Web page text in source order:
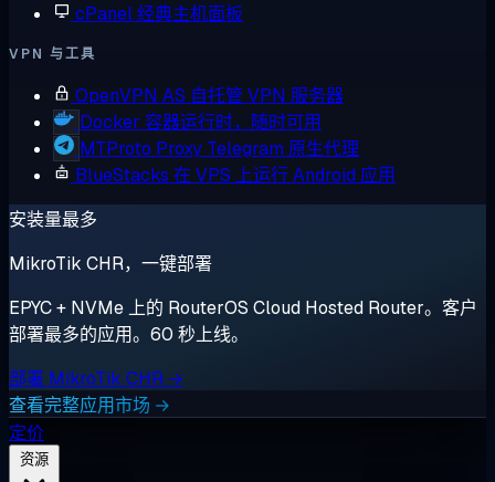
cPanel经典主机面板
VPN 与工具
OpenVPN AS 自托管 VPN 服务器
Docker 容器运行时，随时可用
MTProto Proxy Telegram 原生代理
BlueStacks 在 VPS 上运行 Android 应用
安装量最多
MikroTik CHR，一键部署
EPYC + NVMe 上的 RouterOS Cloud Hosted Router。客户
部署最多的应用。60 秒上线。
部署 MikroTik CHR →
查看完整应用市场 →
定价